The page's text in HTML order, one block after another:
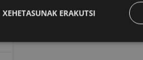
XEHETASUNAK ERAKUTSI